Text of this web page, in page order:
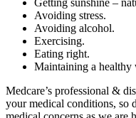
Avoiding stress.
Avoiding alcohol.
Exercising.
Eating right.
Maintaining a healthy
Medcare’s professional &
your medical conditions, so